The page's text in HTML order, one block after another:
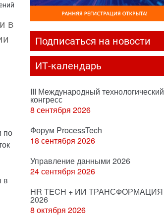
в
по
в
Подписаться на новости
ИТ-календарь
III Международный технологический
конгресс
8 сентября 2026
Форум ProcessTech
18 сентября 2026
Управление данными 2026
24 сентября 2026
HR TECH + ИИ ТРАНСФОРМАЦИЯ
2026
8 октября 2026